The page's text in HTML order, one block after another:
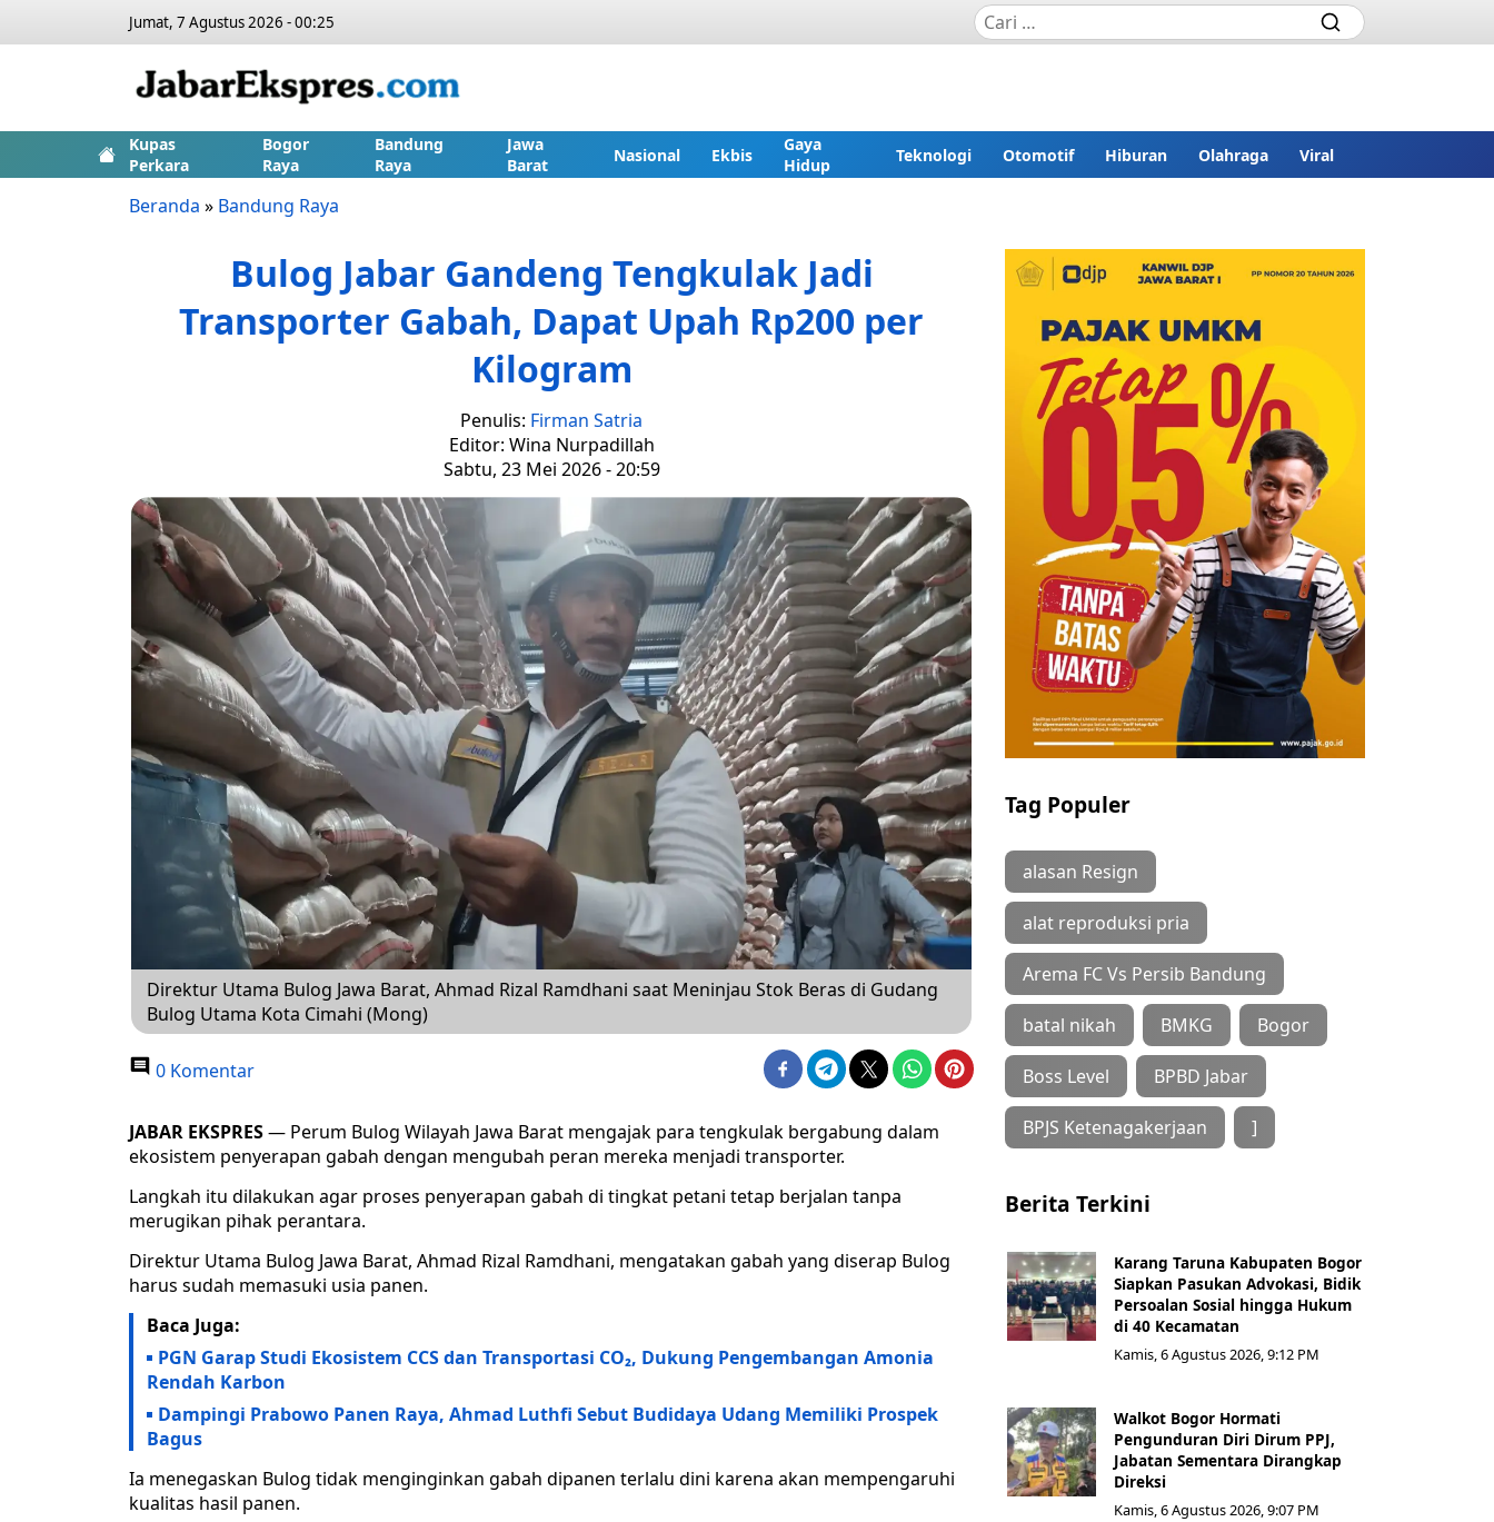
Jumat, 7 Agustus 2026 - 00:25
Kupas
Perkara
Bogor
Raya
Bandung
Raya
Jawa
Barat
Nasional Ekbis
Gaya
Hidup
Teknologi Otomotif Hiburan Olahraga Viral
Beranda » Bandung Raya
Bulog Jabar Gandeng Tengkulak Jadi
Transporter Gabah, Dapat Upah Rp200 per
Kilogram
Penulis: Firman Satria
Editor: Wina Nurpadillah
Sabtu, 23 Mei 2026 - 20:59
Direktur Utama Bulog Jawa Barat, Ahmad Rizal Ramdhani saat Meninjau Stok Beras di Gudang
Bulog Utama Kota Cimahi (Mong)
0 Komentar
JABAR EKSPRES— Perum Bulog Wilayah Jawa Barat mengajak para tengkulak bergabung dalam
ekosistem penyerapan gabah dengan mengubah peran mereka menjadi transporter.
Langkah itu dilakukan agar proses penyerapan gabah di tingkat petani tetap berjalan tanpa
merugikan pihak perantara.
Direktur Utama Bulog Jawa Barat, Ahmad Rizal Ramdhani, mengatakan gabah yang diserap Bulog
harus sudah memasuki usia panen.
Baca Juga:
PGN Garap Studi Ekosistem CCS dan Transportasi CO₂, Dukung Pengembangan Amonia
Rendah Karbon
Dampingi Prabowo Panen Raya, Ahmad Luthfi Sebut Budidaya Udang Memiliki Prospek
Bagus
Ia menegaskan Bulog tidak menginginkan gabah dipanen terlalu dini karena akan mempengaruhi
kualitas hasil panen.
Tag Populer
alasan Resign
alat reproduksi pria
Arema FC Vs Persib Bandung
batal nikah BMKG Bogor
Boss Level BPBD Jabar
BPJS Ketenagakerjaan ]
Berita Terkini
Karang Taruna Kabupaten Bogor
Siapkan Pasukan Advokasi, Bidik
Persoalan Sosial hingga Hukum
di 40 Kecamatan
Kamis, 6 Agustus 2026, 9:12 PM
Walkot Bogor Hormati
Pengunduran Diri Dirum PPJ,
Jabatan Sementara Dirangkap
Direksi
Kamis, 6 Agustus 2026, 9:07 PM